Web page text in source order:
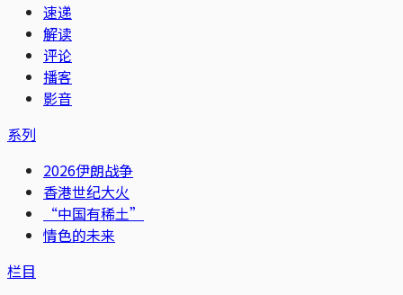
速递
解读
评论
播客
影音
系列
2026伊朗战争
香港世纪大火
“中国有稀土”
情色的未来
栏目